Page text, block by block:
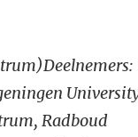
Deelnemers:
, Radboud